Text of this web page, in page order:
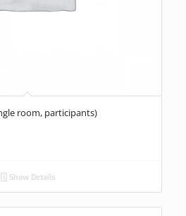
room, participants)
Show Details